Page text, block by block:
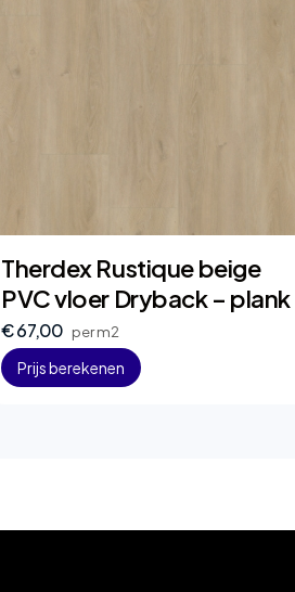
Therdex Rustique beige
PVC vloer Dryback – plank
€ 67,00 per m2
Prijs berekenen